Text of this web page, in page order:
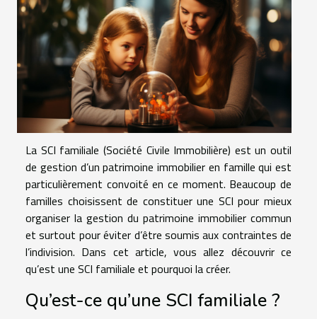
La SCI familiale (Société Civile Immobilière) est un outil
de gestion d’un patrimoine immobilier en famille qui est
particulièrement convoité en ce moment. Beaucoup de
familles choisissent de constituer une SCI pour mieux
organiser la gestion du patrimoine immobilier commun
et surtout pour éviter d’être soumis aux contraintes de
l’indivision. Dans cet article, vous allez découvrir ce
qu’est une SCI familiale et pourquoi la créer.
Qu’est-ce qu’une SCI familiale ?